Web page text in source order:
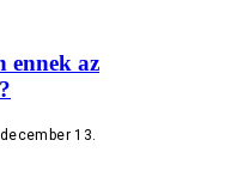
ennek az
13.